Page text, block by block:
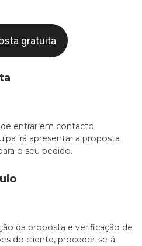
gratuita
entrar em contacto
irá apresentar a proposta
o seu pedido.
da proposta e verificação de
do cliente, proceder-se-á